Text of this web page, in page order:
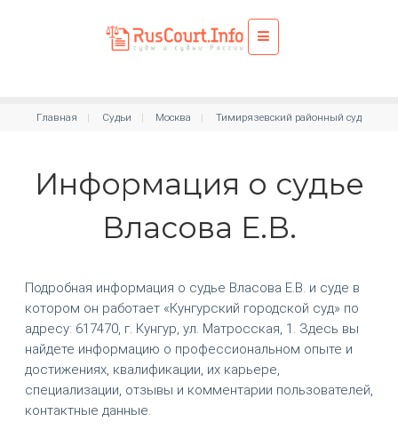
Главная Судьи Москва Тимирязевский районный суд
Информация о судье
Власова Е.В.
Подробная информация о судье Власова Е.В. и суде в
котором он работает «Кунгурский городской суд» по
адресу: 617470, г. Кунгур, ул. Матросская, 1. Здесь вы
найдете информацию о профессиональном опыте и
достижениях, квалификации, их карьере,
специализации, отзывы и комментарии пользователей,
контактные данные.